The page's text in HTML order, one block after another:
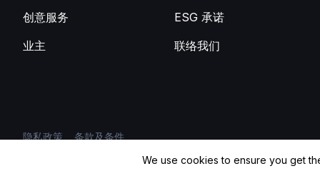
创意服务
业主
ESG 承诺
联络我们
隐私政策 条款及条件
We use cookies to ensure you get